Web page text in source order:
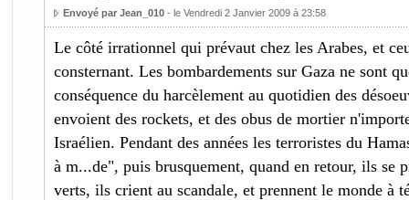
Envoyé par Jean_010- le Vendredi 2 Janvier 2009 à 23:58
Le côté irrationnel qui prévaut chez les Arabes, et
consternant. Les bombardements sur Gaza ne sont
conséquence du harcèlement au quotidien des
envoient des rockets, et des obus de mortier
Israélien. Pendant des années les terroristes du
à m...de", puis brusquement, quand en retour, ils se
verts, ils crient au scandale, et prennent le monde à